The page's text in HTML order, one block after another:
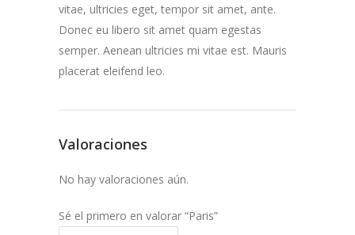
vitae, ultricies eget, tempor sit amet, ante.
Donec eu libero sit amet quam egestas
semper. Aenean ultricies mi vitae est. Mauris
placerat eleifend leo.
Valoraciones
No hay valoraciones aún.
Sé el primero en valorar “Paris”